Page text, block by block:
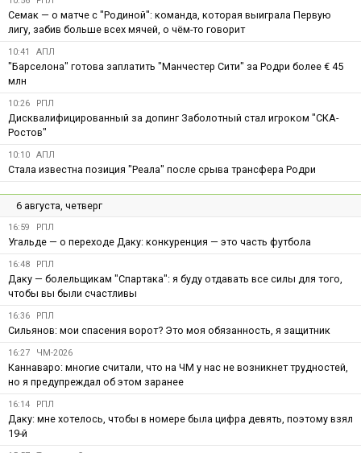
Семак — о матче с "Родиной": команда, которая выиграла Первую
лигу, забив больше всех мячей, о чём-то говорит
10:41 АПЛ
"Барселона" готова заплатить "Манчестер Сити" за Родри более € 45
млн
10:26 РПЛ
Дисквалифицированный за допинг Заболотный стал игроком "СКА-
Ростов"
10:10 АПЛ
Стала известна позиция "Реала" после срыва трансфера Родри
6 августа, четверг
16:59 РПЛ
Угальде — о переходе Даку: конкуренция — это часть футбола
16:48 РПЛ
Даку — болельщикам "Спартака": я буду отдавать все силы для того,
чтобы вы были счастливы
16:36 РПЛ
Сильянов: мои спасения ворот? Это моя обязанность, я защитник
16:27 ЧМ-2026
Каннаваро: многие считали, что на ЧМ у нас не возникнет трудностей,
но я предупреждал об этом заранее
16:14 РПЛ
Даку: мне хотелось, чтобы в номере была цифра девять, поэтому взял
19-й